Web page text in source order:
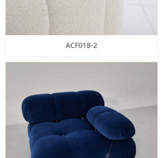
ACF018-2